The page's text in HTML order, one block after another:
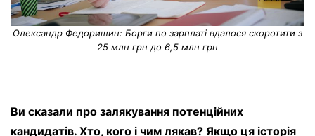
Олександр Федоришин: Борги по зарплаті вдалося скоротити з
25 млн грн до 6,5 млн грн
Ви сказали про залякування потенційних
кандидатів. Хто, кого і чим лякав? Якщо ця історія